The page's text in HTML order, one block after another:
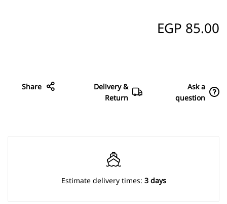
EGP 85.00
Ask a
question
Delivery &
Return
Share
Estimate delivery times: 3 days